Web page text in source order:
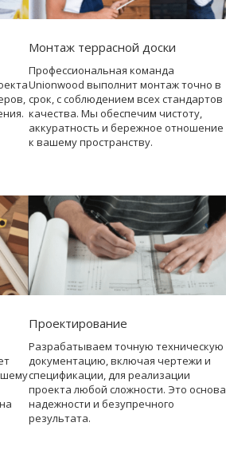
Монтаж террасной доски
Профессиональная команда
Unionwood выполнит монтаж точно в
срок, с соблюдением всех стандартов
качества. Мы обеспечим чистоту,
аккуратность и бережное отношение
к вашему пространству.
Проектирование
Разрабатываем точную техническую
документацию, включая чертежи и
спецификации, для реализации
проекта любой сложности. Это основа
надежности и безупречного
результата.